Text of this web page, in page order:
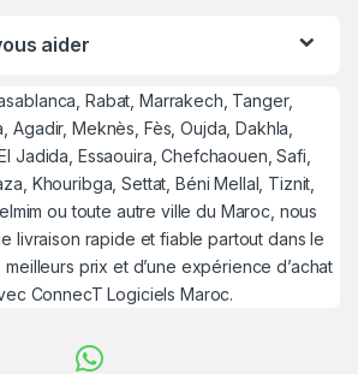
aider
Rabat, Marrakech, Tanger,
Agadir, Meknès, Fès, Oujda, Dakhla,
Jadida, Essaouira, Chefchaouen, Safi,
Khouribga, Settat, Béni Mellal, Tiznit,
ou toute autre ville du Maroc, nous
livraison rapide et fiable partout dans le
prix et d’une expérience d’achat
ConnecT Logiciels Maroc.